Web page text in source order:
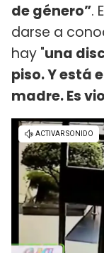
de género”.
darse a
hay "una
piso. Y está
madre. Es